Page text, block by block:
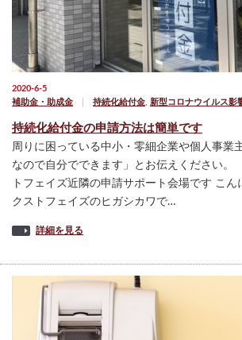
2020-6-5
補助金・助成金
持続化給付金 新型コロナウイルス影
持続化給付金の申請方法は簡単です
周りに困っている中小・零細企業や個人事業
なので自分でできます」とお伝えください
トフェイズ近隣の申請サポート会場です こ
クストフェイズのヒガシカワで…
詳細を見る